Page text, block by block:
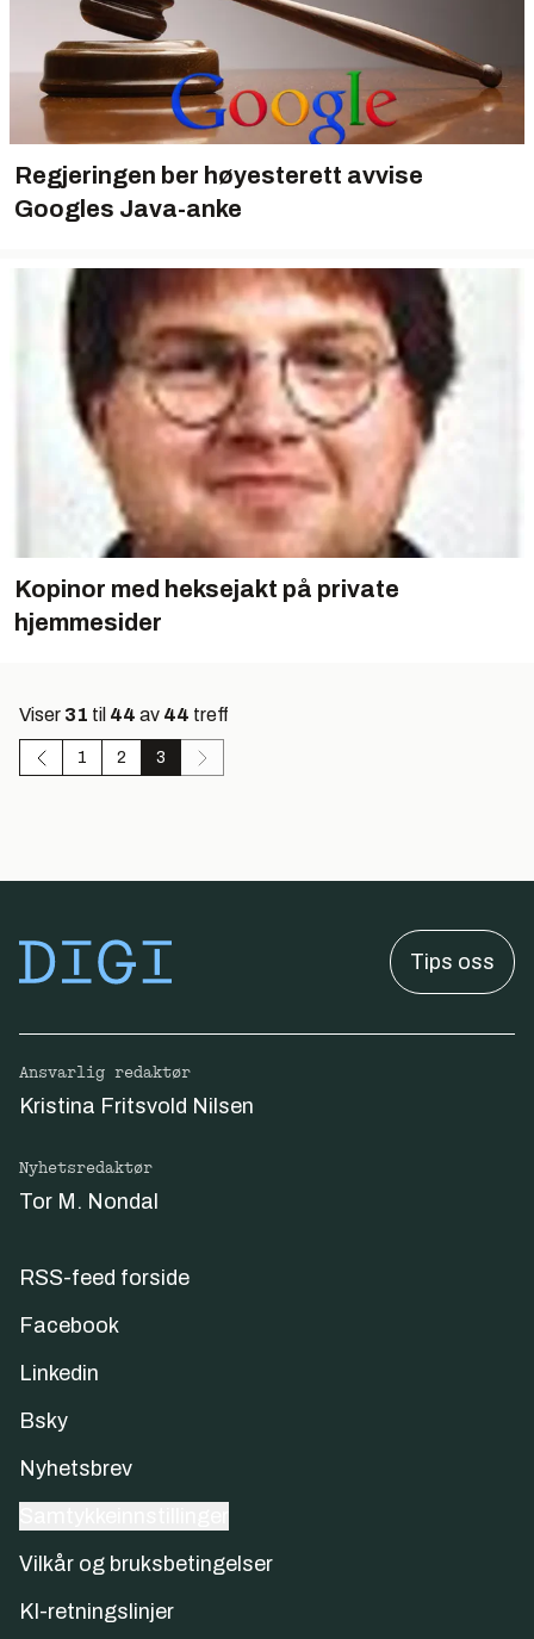
Regjeringen ber høyesterett avvise
Googles Java-anke
Kopinor med heksejakt på private
hjemmesider
Viser 31 til 44 av 44 treff
1 2 3
Tips oss
Ansvarlig redaktør
Kristina Fritsvold Nilsen
Nyhetsredaktør
Tor M. Nondal
RSS-feed forside
Facebook
Linkedin
Bsky
Nyhetsbrev
Vilkår og bruksbetingelser
KI-retningslinjer